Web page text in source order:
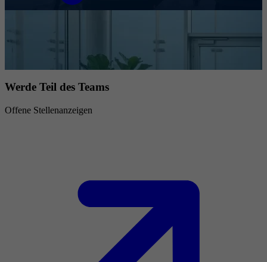
Werde Teil des Teams
Offene Stellenanzeigen